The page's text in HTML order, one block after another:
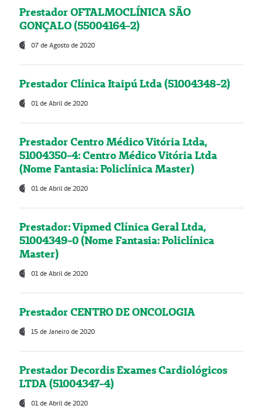
Prestador OFTALMOCLÍNICA SÃO
GONÇALO (55004164-2)
07 de Agosto de 2020
Prestador Clínica Itaipú Ltda (51004348-2)
01 de Abril de 2020
Prestador Centro Médico Vitória Ltda,
51004350-4: Centro Médico Vitória Ltda
(Nome Fantasia: Policlínica Master)
01 de Abril de 2020
Prestador: Vipmed Clínica Geral Ltda,
51004349-0 (Nome Fantasia: Policlínica
Master)
01 de Abril de 2020
Prestador CENTRO DE ONCOLOGIA
15 de Janeiro de 2020
Prestador Decordis Exames Cardiológicos
LTDA (51004347-4)
01 de Abril de 2020